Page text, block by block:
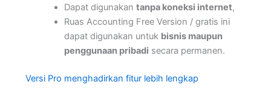
Dapat digunakan tanpa koneksi internet,
Ruas Accounting Free Version / gratis ini
dapat digunakan untuk bisnis maupun
penggunaan pribadi secara permanen.
Versi Pro menghadirkan fitur lebih lengkap